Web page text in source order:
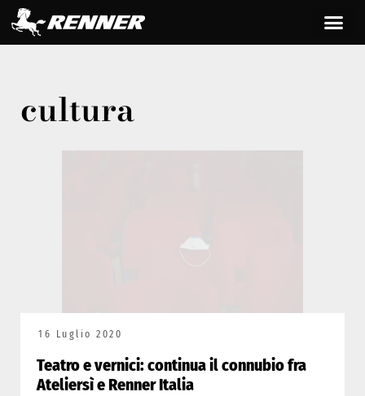
cultura
16 Luglio 2020
Teatro e vernici: continua il connubio fra
Ateliersì e Renner Italia